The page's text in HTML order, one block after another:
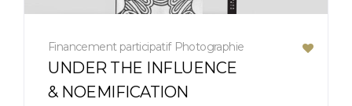
Financement participatif Photographie
UNDER THE INFLUENCE
& NOEMIFICATION